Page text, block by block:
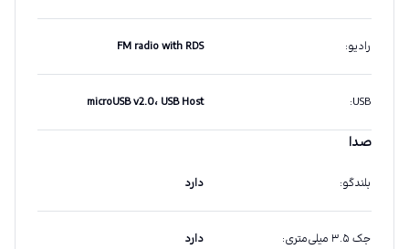
رادیو:
FM radio with RDS
USB
: microUSB v2.0، USB Host
صدا
بلندگو: دارد
جک ۳.۵ میلی‌متری : دارد